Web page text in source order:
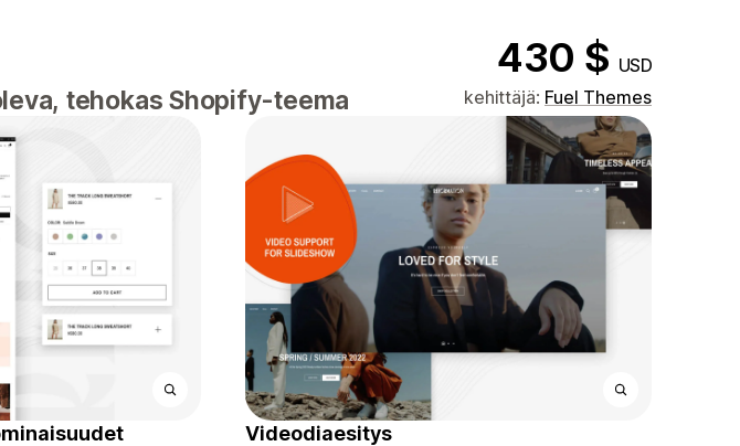
430 $ USD
tehokas Shopify-teema kehittäjä: Fuel Themes
Videodiaesitys